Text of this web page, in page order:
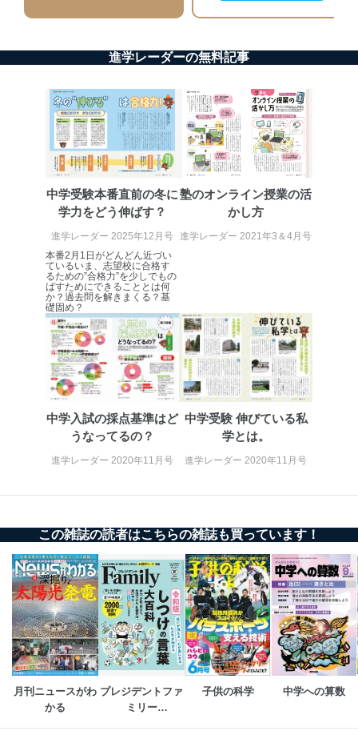
個人データを取り扱う機器等のオペレーティング
システムを最新の状態に保持しています。
ソフトウェア等を導入し、自動更新 機能等の活用
により、これを最新状態としています。
情報システムの使用に伴う漏洩等の防止
メール等により個人データの含まれるファイルを
送信する場合に、当該ファイルへのパスワードを
設定しています。
個人情報保護マネジメントシステムの継続的改善
当社は、内部監査及びマネジメントレビューの機会を通
じて、個人情報保護マネジメントシステムを継続的に改
善し、常に最良の状態を維持します。
苦情及び相談受付け窓口
貴殿の個人情報及び当社の個人情報保護マネジメントシ
ステムに関するご相談及び苦情については以下までご連
絡ください。
適切、かつ迅速に対応させていただきます。
株式会社富士山マガジンサービス 個人情報問い合わせ
係
TEL：0570-200-223
FAX：03-5459-7073
改訂：2025年2月20日
株式会社富士山マガジンサービス
代表取締役会長 西野 伸一郎
個人情報の取扱いについて
１．個人情報保護管理者
当社は以下の個人情報保護管理者を設置し、個人情報保
護管理者の責任のもと、個人情報を取得・アクセス・利
用・提供・管理いたします。
東京都渋谷区南平台町16-11
株式会社富士山マガジンサービス
進学レーダーの無料記事
中学受験本番直前の冬に
学力をどう伸ばす？
進学レーダー 2025年12月号
本番2月1日がどんどん近づい
ているいま、志望校に合格す
るための”合格力”を少しでもの
ばすためにできることとは何
か？過去問を解きまくる？基
礎固め？
塾のオンライン授業の活
かし方
進学レーダー 2021年3＆4月号
中学入試の採点基準はど
うなってるの？
進学レーダー 2020年11月号
中学受験 伸びている私
学とは。
進学レーダー 2020年11月号
この雑誌の読者はこちらの雑誌も買っています！
月刊ニュースがわ
かる
プレジデントファ
ミリー
子供の科学 中学への算数